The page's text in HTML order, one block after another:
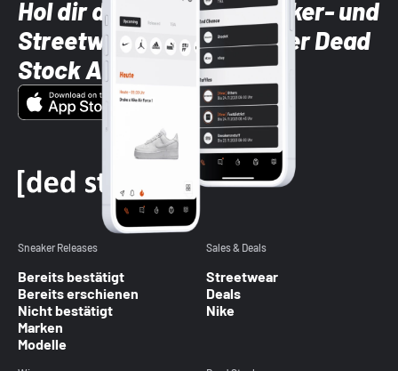
Hol dir die neuesten Sneaker- und
Streetwear-Brands mit der Dead
Stock App
Sneaker Releases
Bereits bestätigt
Bereits erschienen
Nicht bestätigt
Marken
Modelle
Sales & Deals
Streetwear
Deals
Nike